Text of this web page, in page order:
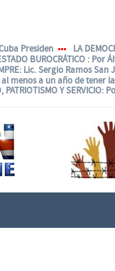
Presiden LA
BUROCRÁTICO : Por
: Lic. Sergio Ramos San
menos a un año de tener la
PATRIOTISMO Y SERVICIO: